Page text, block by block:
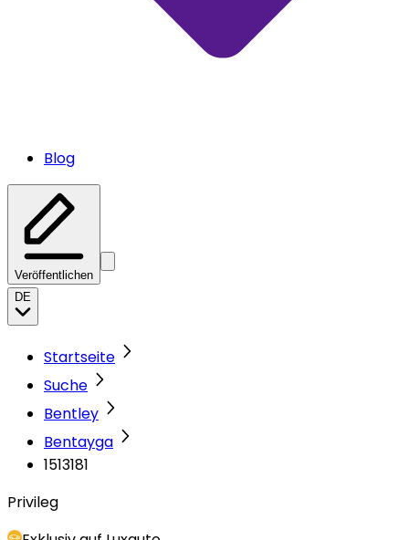
Blog
Veröffentlichen
DE
Startseite
Suche
Bentley
Bentayga
1513181
Privileg